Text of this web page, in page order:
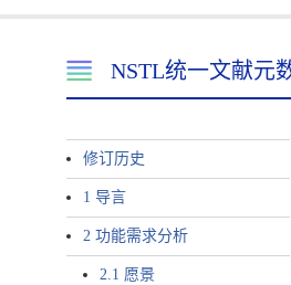
NSTL统一文献元
修订历史
1 导言
2 功能需求分析
2.1 愿景